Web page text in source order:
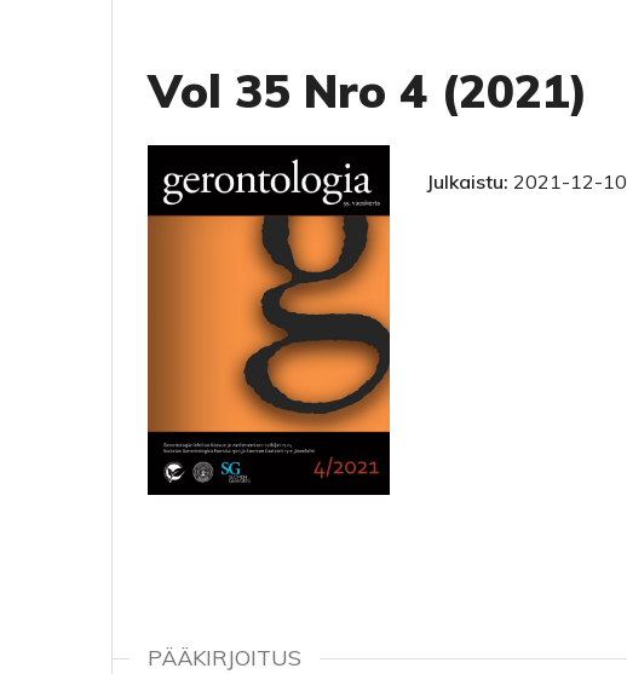
Vol 35 Nro 4 (2021)
Julkaistu: 2021-12-10
PÄÄKIRJOITUS